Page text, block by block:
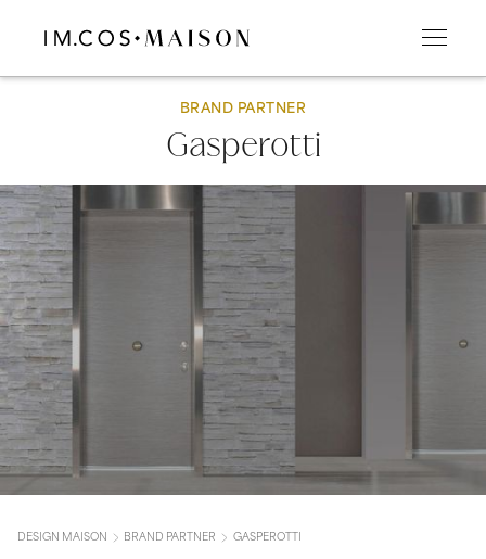
BRAND PARTNER
Gasperotti
DESIGN MAISON BRAND PARTNER GASPEROTTI